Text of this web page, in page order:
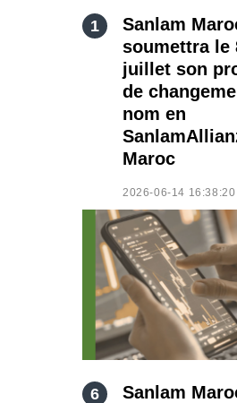
Sanlam
soumettra le
juillet son
de
nom en
Maroc
2026-06-14 16:38:20
Sanlam